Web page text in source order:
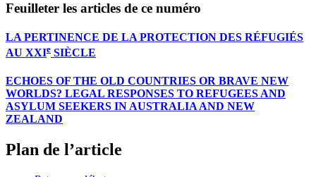
Feuilleter les articles de ce numéro
LA PERTINENCE DE LA PROTECTION DES RÉFUGIÉS
AU XXIe SIÈCLE
ECHOES OF THE OLD COUNTRIES OR BRAVE NEW
WORLDS? LEGAL RESPONSES TO REFUGEES AND
ASYLUM SEEKERS IN AUSTRALIA AND NEW
ZEALAND
Plan de l’article